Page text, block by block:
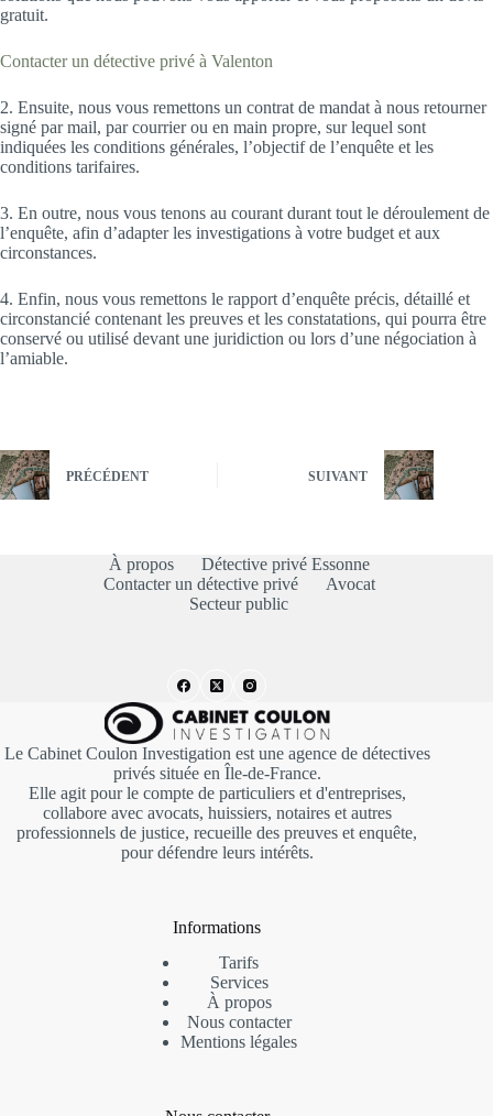
gratuit.
Contacter un détective privé à Valenton
2. Ensuite, nous vous remettons un contrat de mandat à nous retourner
signé par mail, par courrier ou en main propre, sur lequel sont
indiquées les conditions générales, l’objectif de l’enquête et les
conditions tarifaires.
3. En outre, nous vous tenons au courant durant tout le déroulement de
l’enquête, afin d’adapter les investigations à votre budget et aux
circonstances.
4. Enfin, nous vous remettons le rapport d’enquête précis, détaillé et
circonstancié contenant les preuves et les constatations, qui pourra être
conservé ou utilisé devant une juridiction ou lors d’une négociation à
l’amiable.
PRÉCÉDENT SUIVANT
À propos
Détective privé Essonne
Contacter un détective privé
Avocat
Secteur public
Le Cabinet Coulon Investigation est une agence de détectives
privés située en Île-de-France.
Elle agit pour le compte de particuliers et d'entreprises,
collabore avec avocats, huissiers, notaires et autres
professionnels de justice, recueille des preuves et enquête,
pour défendre leurs intérêts.
Informations
Tarifs
Services
À propos
Nous contacter
Mentionslégales